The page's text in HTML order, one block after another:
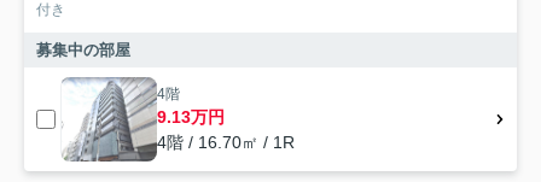
付き
募集中の部屋
4階
9.13万円
4階 / 16.70㎡ / 1R